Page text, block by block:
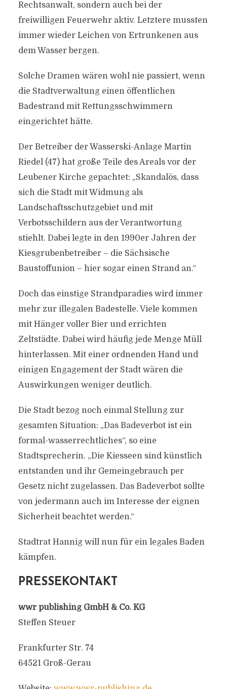
Rechtsanwalt, sondern auch bei der
freiwilligen Feuerwehr aktiv. Letztere mussten
immer wieder Leichen von Ertrunkenen aus
dem Wasser bergen.
Solche Dramen wären wohl nie passiert, wenn
die Stadtverwaltung einen öffentlichen
Badestrand mit Rettungsschwimmern
eingerichtet hätte.
Der Betreiber der Wasserski-Anlage Martin
Riedel (47) hat große Teile des Areals vor der
Leubener Kirche gepachtet: „Skandalös, dass
sich die Stadt mit Widmung als
Landschaftsschutzgebiet und mit
Verbotsschildern aus der Verantwortung
stiehlt. Dabei legte in den 1990er Jahren der
Kiesgrubenbetreiber – die Sächsische
Baustoffunion – hier sogar einen Strand an.“
Doch das einstige Strandparadies wird immer
mehr zur illegalen Badestelle. Viele kommen
mit Hänger voller Bier und errichten
Zeltstädte. Dabei wird häufig jede Menge Müll
hinterlassen. Mit einer ordnenden Hand und
einigen Engagement der Stadt wären die
Auswirkungen weniger deutlich.
Die Stadt bezog noch einmal Stellung zur
gesamten Situation: „Das Badeverbot ist ein
formal-wasserrechtliches“, so eine
Stadtsprecherin. „Die Kiesseen sind künstlich
entstanden und ihr Gemeingebrauch per
Gesetz nicht zugelassen. Das Badeverbot sollte
von jedermann auch im Interesse der eignen
Sicherheit beachtet werden.“
Stadtrat Hannig will nun für ein legales Baden
kämpfen.
PRESSEKONTAKT
wwr publishing GmbH & Co. KG
Steffen Steuer
Frankfurter Str. 74
64521 Groß-Gerau